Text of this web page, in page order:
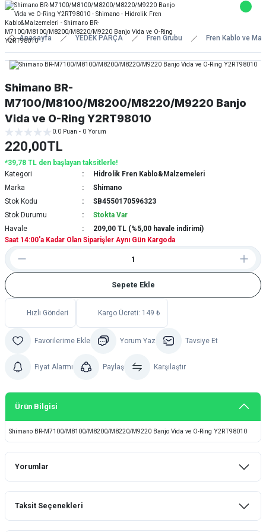
Anasayfa YEDEK PARÇA Fren Grubu Fren Kablo ve
Shimano BR-
M7100/M8100/M8200/M8220/M9220 Banjo
Vida ve O-Ring Y2RT98010
0.0 Puan - 0 Yorum
220,00TL
*39,78 TL den başlayan taksitlerle!
Kategori
Hidrolik Fren Kablo&Malzemeleri
Marka
Shimano
Stok Kodu
SB4550170596323
Stok Durumu
Stokta Var
Havale
209,00 TL (%5,00 havale indirimi)
Saat 14:00'a Kadar Olan Siparişler Aynı Gün Kargoda
Sepete Ekle
Hızlı Gönderi Kargo Ücreti: 149 ₺
Yorum Yaz Tavsiye Et
Fiyat Alarmı Paylaş Karşılaştır
Ürün Bilgisi
Shimano BR-M7100/M8100/M8200/M8220/M9220 Banjo Vida ve O-Ring Y2RT98010
Yorumlar
Taksit Seçenekleri